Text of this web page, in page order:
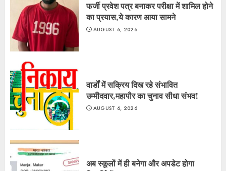
फर्जी प्रवेश पत्र बनाकर परीक्षा में शामिल होने
का प्रयास,ये कारण आया सामने
AUGUST 6, 2026
वार्डों में सक्रिय दिख रहे संभावित
उम्मीदवार,महापौर का चुनाव सीधा संभव!
AUGUST 6, 2026
अब स्कूलों में ही बनेगा और अपडेट होगा